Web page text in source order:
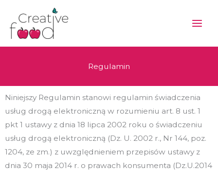
treści
Regulamin
Niniejszy Regulamin stanowi regulamin świadczenia
usług drogą elektroniczną w rozumieniu art. 8 ust. 1
pkt 1 ustawy z dnia 18 lipca 2002 roku o świadczeniu
usług drogą elektroniczną (Dz. U. 2002 r., Nr 144, poz.
1204, ze zm.) z uwzględnieniem przepisów ustawy z
dnia 30 maja 2014 r. o prawach konsumenta (Dz.U.2014